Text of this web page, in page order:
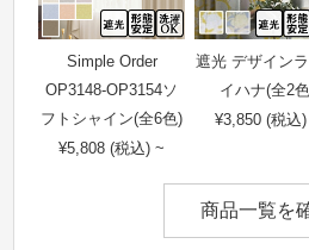
Simple Order
OP3148-OP3154ソ
フトシャイン(全6色)
¥5,808 (税込) ~
遮光 デザイン
イハナ(全2
¥3,850 (税込
商品一覧を